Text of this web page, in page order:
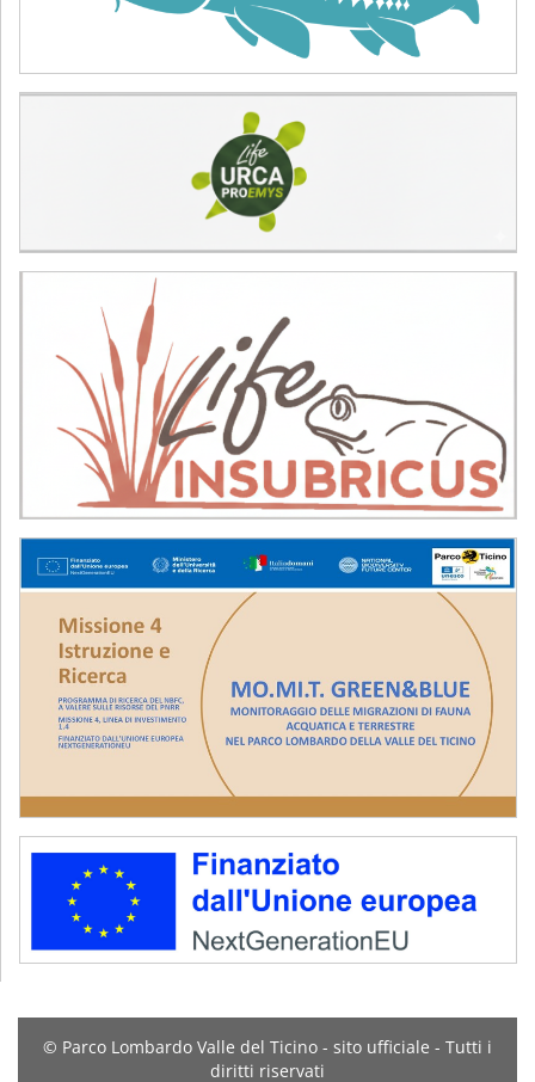
© Parco Lombardo Valle del Ticino - sito ufficiale - Tutti i
diritti riservati